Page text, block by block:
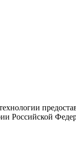
Российской